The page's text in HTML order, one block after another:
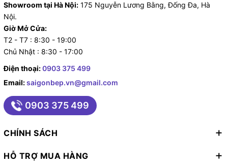
Showroom tại Hà Nội: 175 Nguyễn Lương Bằng, Đống Đa, Hà
Nội.
Giờ Mở Cửa:
T2 - T7 : 8:30 - 19:00
Chủ Nhật : 8:30 - 17:00
Điện thoại:0903 375 499
Email:saigonbep.vn@gmail.com
0903 375 499
CHÍNH SÁCH
HỖ TRỢ MUA HÀNG